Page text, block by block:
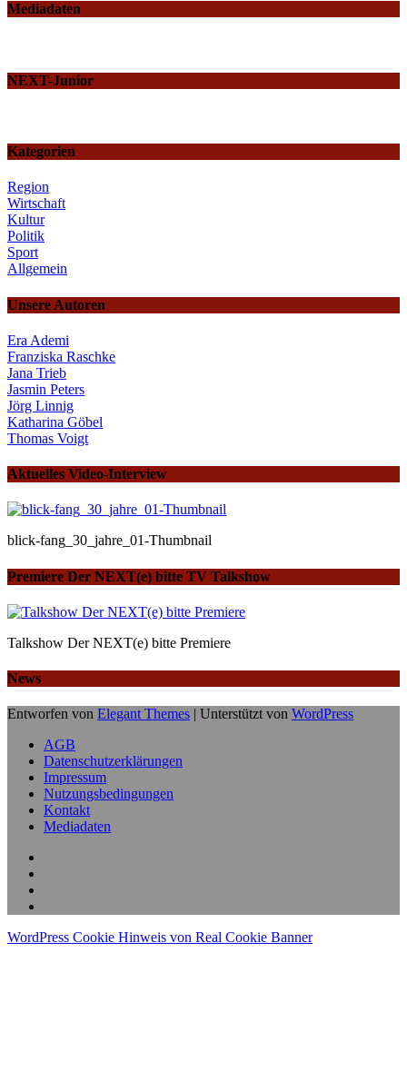
Mediadaten
NEXT-Junior
Kategorien
Region
Wirtschaft
Kultur
Politik
Sport
Allgemein
Unsere Autoren
Era Ademi
Franziska Raschke
Jana Trieb
Jasmin Peters
Jörg Linnig
Katharina Göbel
Thomas Voigt
Aktuelles Video-Interview
blick-fang_30_jahre_01-Thumbnail
Premiere Der NEXT(e) bitte TV Talkshow
Talkshow Der NEXT(e) bitte Premiere
News
Entworfen von Elegant Themes | Unterstützt von WordPress
AGB
Datenschutzerklärungen
Impressum
Nutzungsbedingungen
Kontakt
Mediadaten
WordPress Cookie Hinweis von Real Cookie Banner